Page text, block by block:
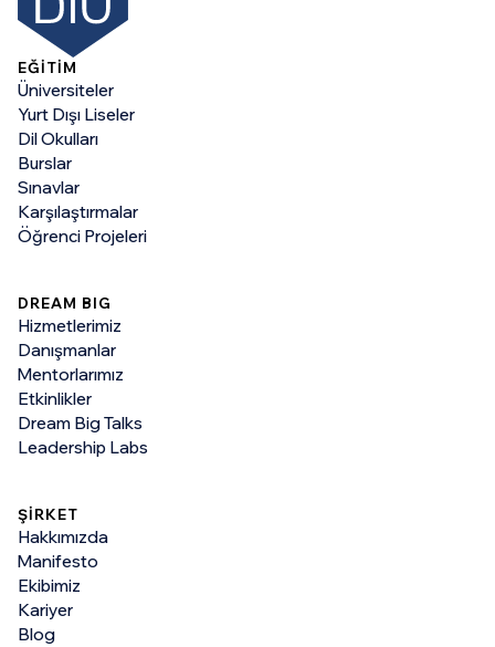
EĞİTİM
Üniversiteler
Yurt Dışı Liseler
Dil Okulları
Burslar
Sınavlar
Karşılaştırmalar
Öğrenci Projeleri
DREAM BIG
Hizmetlerimiz
Danışmanlar
Mentorlarımız
Etkinlikler
Dream Big Talks
Leadership Labs
ŞİRKET
Hakkımızda
Manifesto
Ekibimiz
Kariyer
Blog